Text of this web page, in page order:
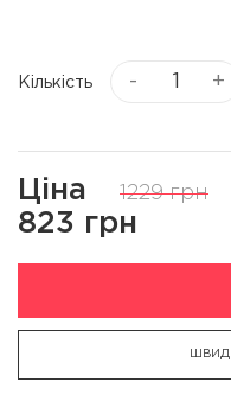
Кількість - +
Ціна 1229 грн
823 грн